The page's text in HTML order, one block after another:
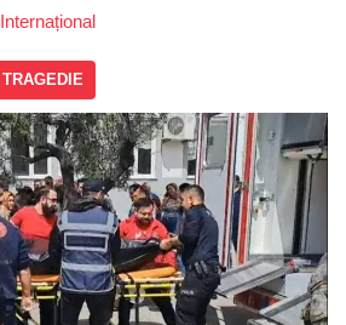
Internațional
TRAGEDIE